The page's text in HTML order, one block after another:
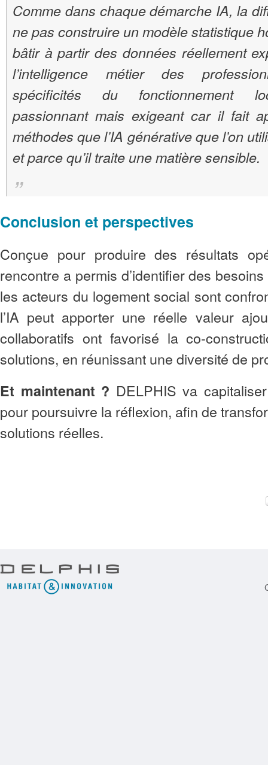
Comme dans chaque démarche IA, la
ne pas construire un modèle statistique
bâtir à partir des données réellement
l’intelligence métier des
spécificités du fonctionnement
passionnant mais exigeant car il fait
méthodes que l’IA générative que l’on
et parce qu’il traite une matière sensible.
Conclusion et perspectives
Conçue pour produire des résultats
rencontre a permis d’identifier des
les acteurs du logement social sont
l’IA peut apporter une réelle valeur
collaboratifs ont favorisé la
solutions, en réunissant une diversité de
Et maintenant ? DELPHIS va
pour poursuivre la réflexion, afin de
solutions réelles.